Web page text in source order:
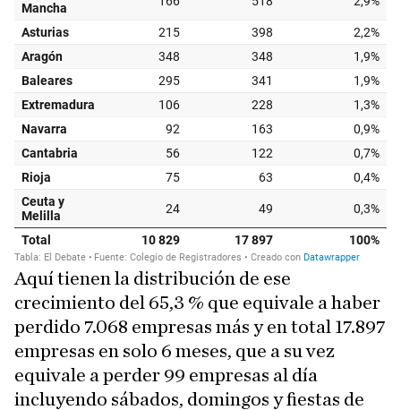
Aquí tienen la distribución de ese
crecimiento del 65,3 % que equivale a haber
perdido 7.068 empresas más y en total 17.897
empresas en solo 6 meses, que a su vez
equivale a perder 99 empresas al día
incluyendo sábados, domingos y fiestas de